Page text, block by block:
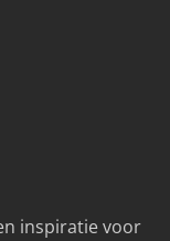
inspiratie voor